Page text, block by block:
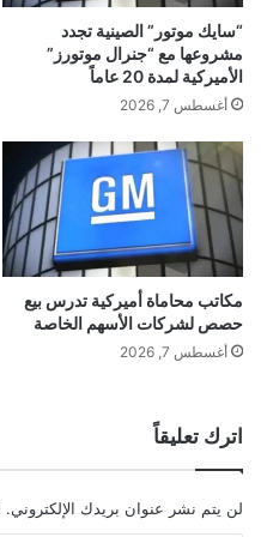
اًد
ش
ا
ه
ع
د
خ
ر
و
ج
ه
ا
س
ج
“سايك موتور” الصينية تجدد
مشروعها مع “جنرال موتورز”
الأميركية لمدة 20 عاماً
أغسطس 7, 2026
مكاتب محاماة أميركية تدرس بيع
حصص لشركات الأسهم الخاصة
أغسطس 7, 2026
اترك تعليقاً
لن يتم نشر عنوان بريدك الإلكتروني.